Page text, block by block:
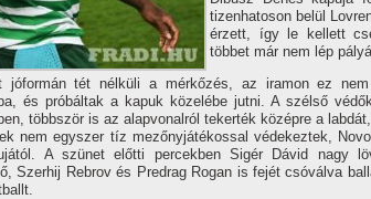
tizenhatoson belül
érzett, így le kellett
többet már nem lép
jóformán tét nélküli a mérkőzés, az iramon ez
és próbáltak a kapuk közelébe jutni. A szélső
többször is az alapvonalról tekerték középre a
nem egyszer tíz mezőnyjátékossal védekeztek,
A szünet előtti percekben Sigér Dávid nagy
Szerhij Rebrov és Predrag Rogan is fejét csóválva